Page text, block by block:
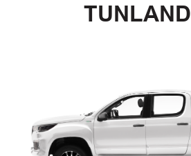
TUNLAND